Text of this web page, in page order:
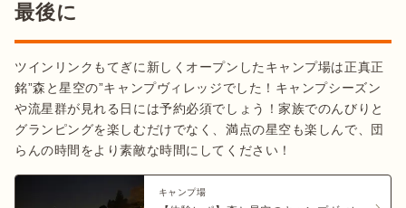
最後に
ツインリンクもてぎに新しくオープンしたキャンプ場は正真正
銘”森と星空の”キャンプヴィレッジでした！キャンプシーズン
や流星群が見れる日には予約必須でしょう！家族でのんびりと
グランピングを楽しむだけでなく、満点の星空も楽しんで、団
らんの時間をより素敵な時間にしてください！
キャンプ場